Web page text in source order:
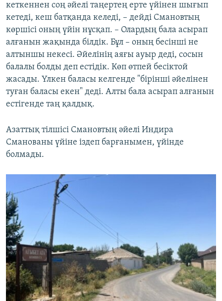
кеткеннен соң әйелі таңертең ерте үйінен шығып
кетеді, кеш батқанда келеді, – дейді Смановтың
көршісі оның үйін нұсқап. – Олардың бала асырап
алғанын жақында білдік. Бұл – оның бесінші не
алтыншы некесі. Әйелінің аяғы ауыр деді, сосын
балалы болды деп естідік. Көп өтпей бесіктой
жасады. Үлкен баласы келгенде "бірінші әйелінен
туған баласы екен" деді. Алты бала асырап алғанын
естігенде таң қалдық.
Азаттық тілшісі Смановтың әйелі Индира
Сманованы үйіне іздеп барғанымен, үйінде
болмады.